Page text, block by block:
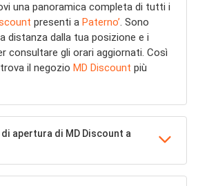
una panoramica completa di tutti i
presenti a Paterno’. Sono
distanza dalla tua posizione e i
consultare gli orari aggiornati. Così
il negozio MD Discount più
apertura di MD Discount a